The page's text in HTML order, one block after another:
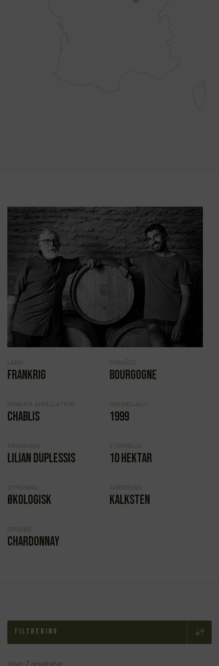
Frankrig Bourgogne
Chablis 1999
Lilian Duplessis 10 hektar
Økologisk Kalksten
Chardonnay
Filtrering